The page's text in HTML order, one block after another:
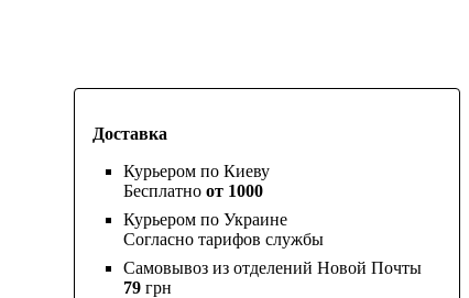
Доставка
Курьером по Киеву
Бесплатно от 1000
Курьером по Украине
Согласно тарифов службы
Самовывоз из отделений Новой Почты
79 грн